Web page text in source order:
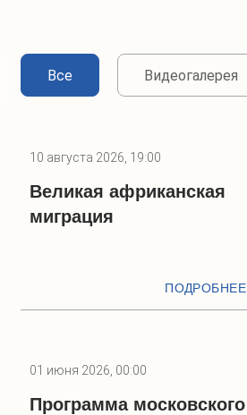
Все Видеогалерея
10 августа 2026, 19:00
Великая африканская
миграция
ПОДРОБНЕЕ
01 июня 2026, 00:00
Программа московского